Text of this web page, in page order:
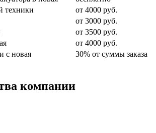
техники
от 4000 руб.
от 3000 руб.
от 3500 руб.
от 4000 руб.
с новая
30% от суммы заказа
компании